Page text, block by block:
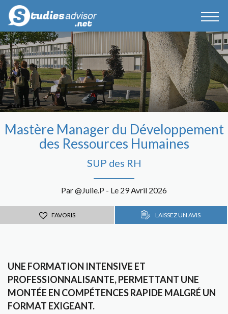
Mastère Manager du Développement
des Ressources Humaines
SUP des RH
Par @Julie.P - Le 29 Avril 2026
FAVORIS LAISSEZ UN AVIS
UNE FORMATION INTENSIVE ET
PROFESSIONNALISANTE, PERMETTANT UNE
MONTÉE EN COMPÉTENCES RAPIDE MALGRÉ UN
FORMAT EXIGEANT.